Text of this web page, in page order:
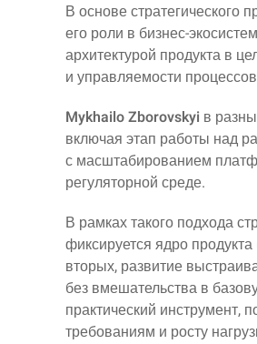
В основе стратегического
его роли в бизнес-
архитектурой продукта в
и управляемости
Mykhailo Zborovskyi в
включая этап работы над
с масштабированием
регуляторной среде.
В рамках такого подхода
фиксируется ядро
вторых, развитие
без вмешательства в
практический инструмент,
требованиям и росту